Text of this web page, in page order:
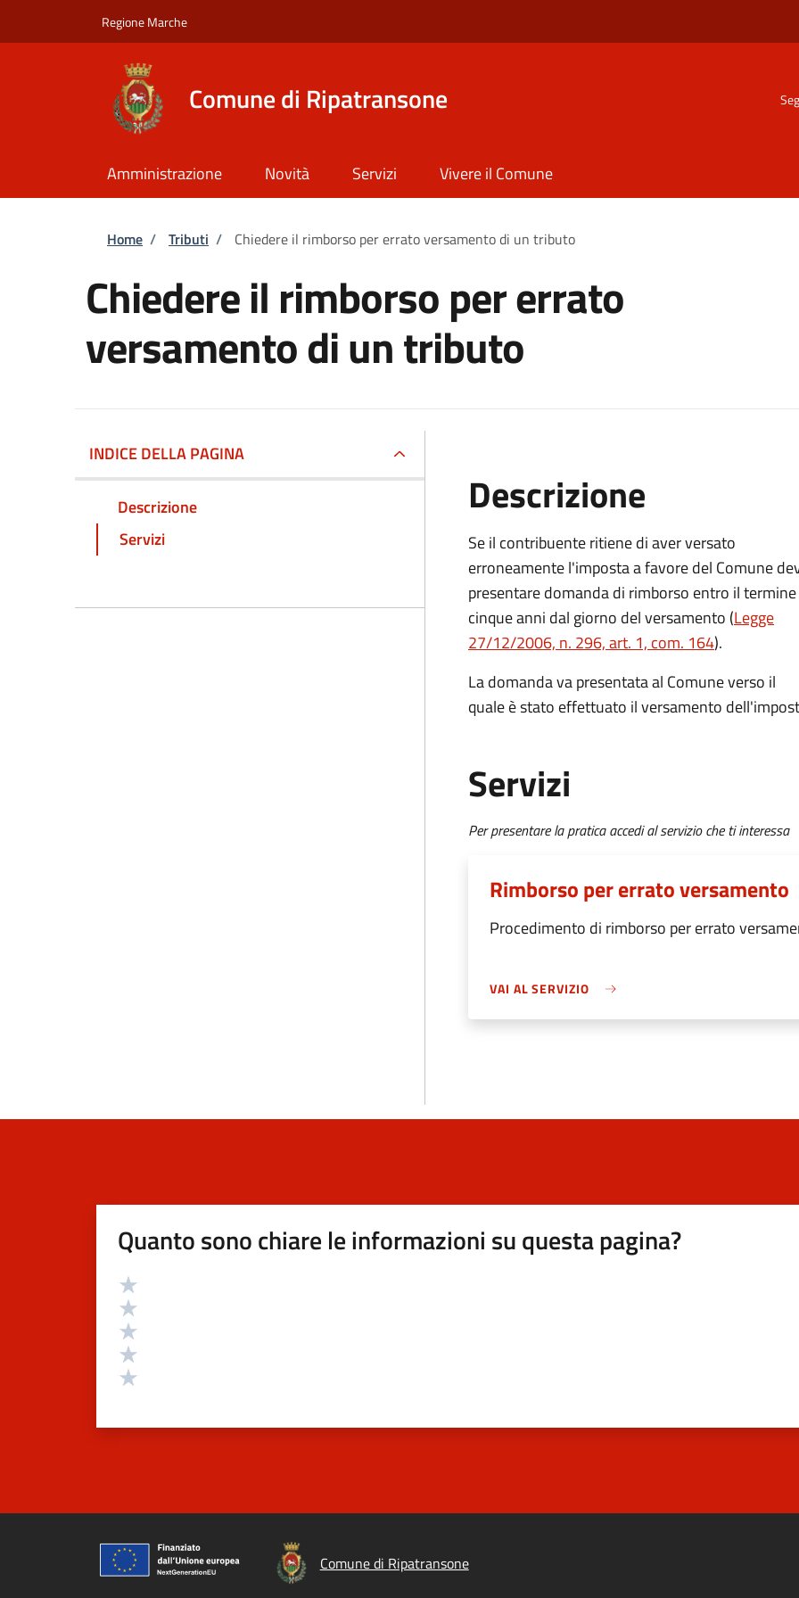
Regione Marche
Comune di Ripatransone
Amministrazione Novità Servizi Vivere il Comune
Briciole di pane
Home / Tributi / Chiedere il rimborso per errato versamento di un tributo
Chiedere il rimborso per errato
versamento di un tributo
INDICE DELLA PAGINA
Descrizione
Servizi
Descrizione
Se il contribuente ritiene di aver versato
erroneamente l'imposta a favore del Comune
presentare domanda di rimborso entro il
cinque anni dal giorno del versamento (Legge
27/12/2006, n. 296, art. 1, com. 164).
La domanda va presentata al Comune verso il
quale è stato effettuato il versamento
Servizi
Per presentare la pratica accedi al servizio che ti interessa
Rimborso per errato versamento
Procedimento di rimborso per errato
VAI AL SERVIZIO
Quanto sono chiare le informazioni su questa pagina?
Valutazione
Comune di Ripatransone